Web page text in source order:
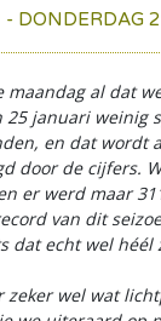
- DONDERDAG
maandag al dat
25 januari weinig
en dat wordt
door de cijfers.
er werd maar
van dit
dat echt wel héél
wel wat